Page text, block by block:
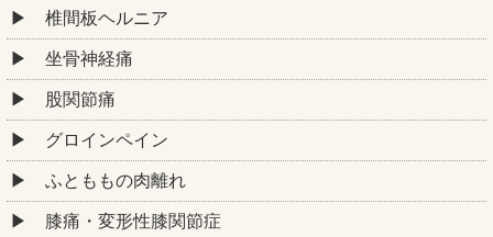
椎間板ヘルニア
坐骨神経痛
股関節痛
グロインペイン
ふとももの肉離れ
膝痛・変形性膝関節症